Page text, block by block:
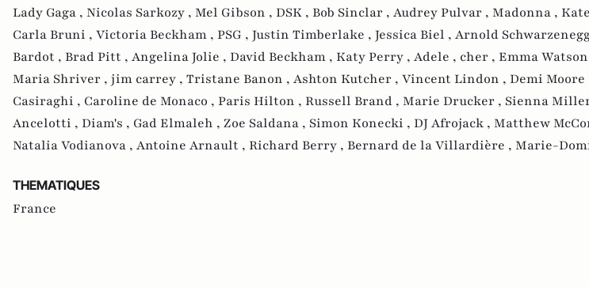
Lady Gaga , Nicolas Sarkozy , Mel Gibson , DSK , Bob Sinclar , Audrey Pulvar , Madonna ,
Carla Bruni , Victoria Beckham , PSG , Justin Timberlake , Jessica Biel , Arnold
Bardot , Brad Pitt , Angelina Jolie , David Beckham , Katy Perry , Adele , cher , Emma
Maria Shriver , jim carrey , Tristane Banon , Ashton Kutcher , Vincent Lindon , Demi Moore
Casiraghi , Caroline de Monaco , Paris Hilton , Russell Brand , Marie Drucker , Sienna
Ancelotti , Diam's , Gad Elmaleh , Zoe Saldana , Simon Konecki , DJ Afrojack , Matthew
Natalia Vodianova , Antoine Arnault , Richard Berry , Bernard de la Villardière , Marie-
THEMATIQUES
France